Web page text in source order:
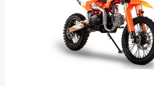
Correo electrónico